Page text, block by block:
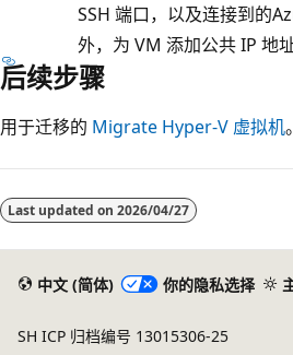
SSH 端口，以及连接到的
外，为 VM 添加公共 IP 地址
后续步骤
用于迁移的 Migrate Hyper-V 虚拟机。
Last updated on 2026/04/27
中文 (简体) 你的隐私选择
SH ICP 归档编号 13015306-25